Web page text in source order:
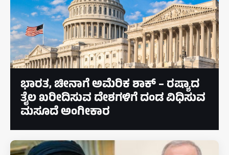
ಭಾರತ, ಚೀನಾಗೆ ಅಮೆರಿಕ ಶಾಕ್‌ – ರಷ್ಯಾದ
ತೈಲ ಖರೀದಿಸುವ ದೇಶಗಳಿಗೆ ದಂಡ ವಿಧಿಸುವ
ಮಸೂದೆ ಅಂಗೀಕಾರ